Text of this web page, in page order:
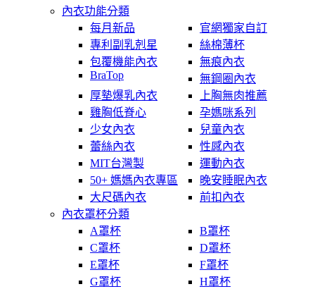
內衣功能分類
每月新品
官網獨家自訂
專利副乳剋星
絲棉薄杯
包覆機能內衣
無痕內衣
BraTop
無鋼圈內衣
厚墊爆乳內衣
上胸無肉推薦
雞胸低脊心
孕媽咪系列
少女內衣
兒童內衣
蕾絲內衣
性感內衣
MIT台灣製
運動內衣
50+ 媽媽內衣專區
晚安睡眠內衣
大尺碼內衣
前扣內衣
內衣罩杯分類
A罩杯
B罩杯
C罩杯
D罩杯
E罩杯
F罩杯
G罩杯
H罩杯